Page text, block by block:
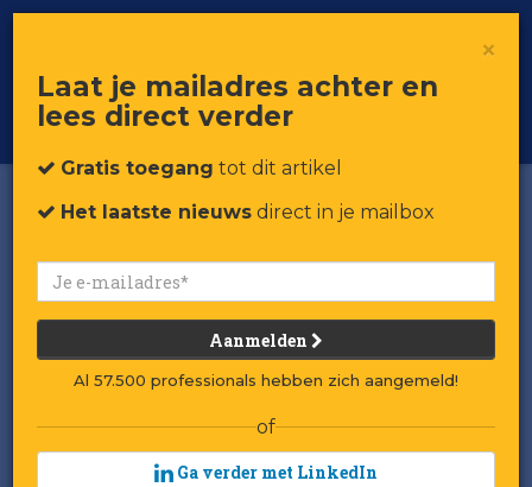
Voor professionals in retail & brands
Toggle
×
Laat je mailadres achter en
lees direct verder
Gratis toegang tot dit artikel
Het laatste nieuws direct in je mailbox
Aanmelden
Al 57.500 professionals hebben zich aangemeld!
of
Ga verder met LinkedIn